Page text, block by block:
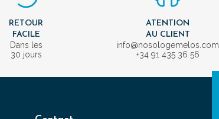
RETOUR
FACILE
Dans les
30 jours
ATENTION
AU CLIENT
info@nosologemelos.com
+34 91 435 36 56